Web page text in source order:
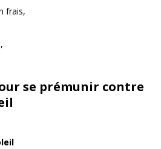
frais,
se prémunir contre